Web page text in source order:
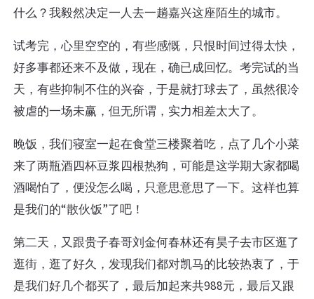
什么？我毅然决定一人去一趟嘉兴这座陌生的城市。
试考完，心里空空的，有些感慨，只恨时间过得太快，
好多事都还来不及做，现在，确已成回忆。考完试的当
天，有些抑制不住的兴奋，于是就打球去了，虽然很冷
被虐的一场未赢，但无所谓，实力相差太大了。
晚饭，我们寝室一起在食堂三楼聚着吃，点了几个小菜
来了两瓶酒四杯豆浆四根热狗，可能是这学期大家都喝
酒喝怕了，便没怎么喝，只意思意思了一下。这样也算
是我们的“散伙饭”了吧！
第二天，又跟贵子春哥刘金何春林还有昊子去市区逛了
逛街，逛了好久，发现我们都对凯马的比较热衷了，于
是我们好几个都买了，最后加起来共988元，最后又跟